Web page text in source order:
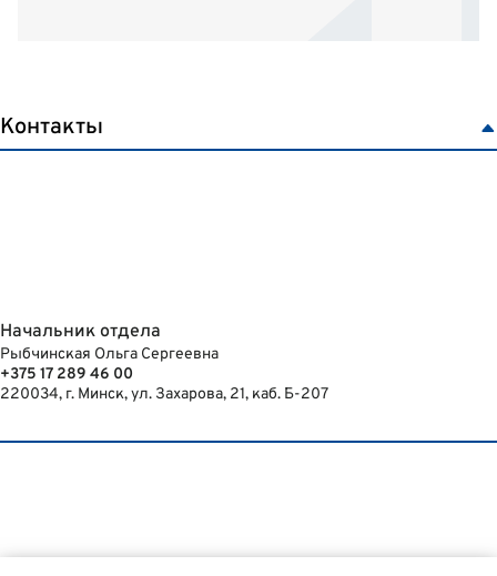
Контакты
Начальник отдела
Рыбчинская Ольга Сергеевна
+375 17 289 46 00
220034, г. Минск, ул. Захарова, 21, каб. Б-207